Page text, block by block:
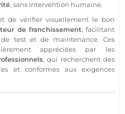
, sans intervention humaine.
de vérifier visuellement le bon
de franchissement, facilitant
de test et de maintenance. Ces
appréciées par les
, qui recherchent des
et conformes aux exigences